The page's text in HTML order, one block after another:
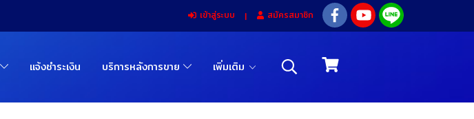
เข้าสู่ระบบ สมัครสมาชิก
แจ้งชำระเงิน บริการหลังการขาย เพิ่มเติม